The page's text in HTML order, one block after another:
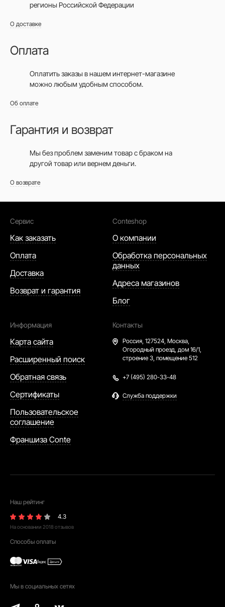
регионы Российской Федерации
О доставке
Оплата
Оплатить заказы в нашем интернет-магазине
можно любым удобным способом.
Об оплате
Гарантия и возврат
Мы без проблем заменим товар с браком на
другой товар или вернем деньги.
О возврате
Сервис
Как заказать
Оплата
Доставка
Возврат и гарантия
Conteshop
О компании
Обработка персональных
данных
Адреса магазинов
Блог
Информация
Карта сайта
Расширенный поиск
Обратная связь
Сертификаты
Пользовательское
соглашение
Франшиза Conte
Контакты
Россия, 127524, Москва,
Огородный проезд, дом 16/1,
строение 3, помещение 512
+7 (495) 280-33-48
Служба поддержки
Наш рейтинг
4.3
На основании 2018 отзывов
Способы оплаты
Мы в социальных сетях